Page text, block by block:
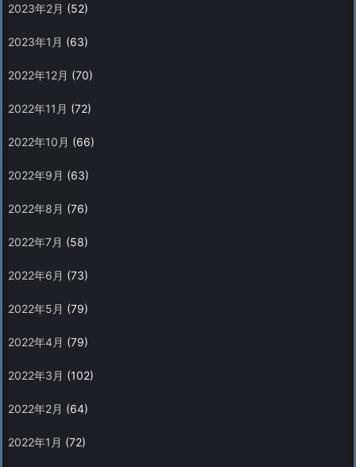
2023年2月 (52)
2023年1月 (63)
2022年12月 (70)
2022年11月 (72)
2022年10月 (66)
2022年9月 (63)
2022年8月 (76)
2022年7月 (58)
2022年6月 (73)
2022年5月 (79)
2022年4月 (79)
2022年3月 (102)
2022年2月 (64)
2022年1月 (72)